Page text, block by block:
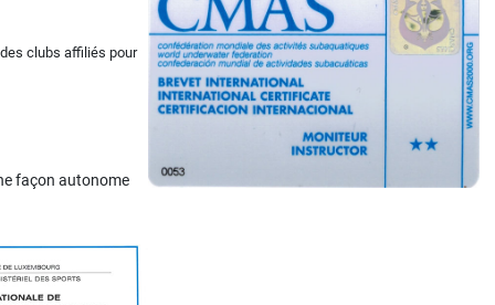
clubs affiliés pour
façon autonome